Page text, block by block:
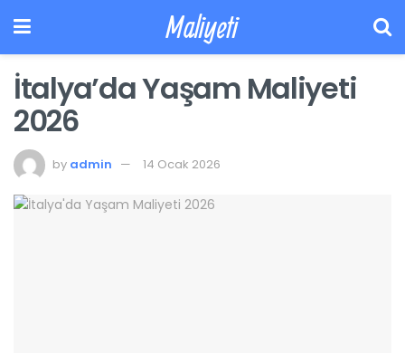
Maliyeti
İtalya’da Yaşam Maliyeti
2026
by admin 14 Ocak 2026